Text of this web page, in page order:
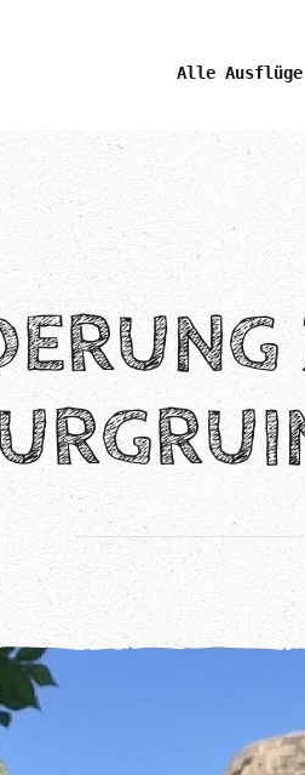
Alle Ausflüge